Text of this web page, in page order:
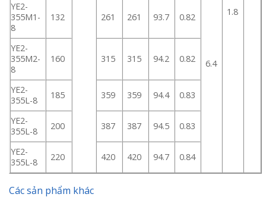
1.8
6.4
YE2-
355M1-
8
132 261 261 93.7 0.82
YE2-
355M2-
8
160 315 315 94.2 0.82
YE2-
355L-8
185 359 359 94.4 0.83
YE2-
355L-8
200 387 387 94.5 0.83
YE2-
355L-8
220 420 420 94.7 0.84
Các sản phẩm khác